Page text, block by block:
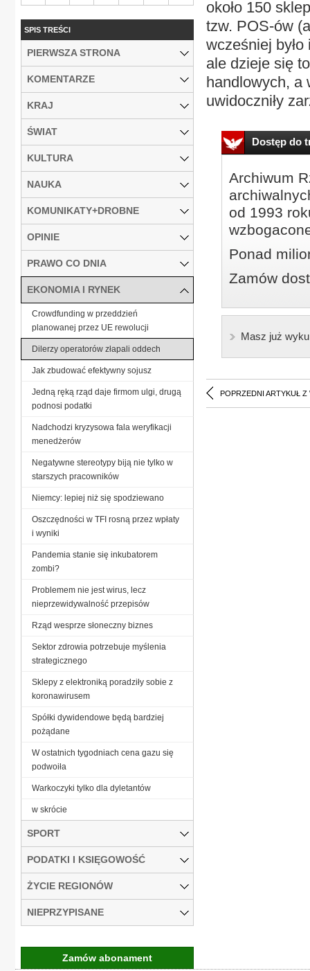
około 150
tzw. POS-ów
wcześniej
ale dzieje się
handlowych, a
uwidoczniły
Dostęp do
Archiwum
od 1993
Ponad
Zamów
Masz już
POPRZEDNI ARTYKUŁ Z
SPIS TREŚCI
PIERWSZA STRONA
KOMENTARZE
KRAJ
ŚWIAT
KULTURA
NAUKA
KOMUNIKATY+DROBNE
OPINIE
PRAWO CO DNIA
EKONOMIA I RYNEK
Crowdfunding w przeddzień
planowanej przez UE rewolucji
Dilerzy operatorów złapali oddech
Jak zbudować efektywny sojusz
Jedną ręką rząd daje firmom ulgi, drugą
podnosi podatki
Nadchodzi kryzysowa fala weryfikacji
menedżerów
Negatywne stereotypy biją nie tylko w
starszych pracowników
Niemcy: lepiej niż się spodziewano
Oszczędności w TFI rosną przez wpłaty
i wyniki
Pandemia stanie się inkubatorem
zombi?
Problemem nie jest wirus, lecz
nieprzewidywalność przepisów
Rząd wesprze słoneczny biznes
Sektor zdrowia potrzebuje myślenia
strategicznego
Sklepy z elektroniką poradziły sobie z
koronawirusem
Spółki dywidendowe będą bardziej
pożądane
W ostatnich tygodniach cena gazu się
podwoiła
Warkoczyki tylko dla dyletantów
w skrócie
SPORT
PODATKI I KSIĘGOWOŚĆ
ŻYCIE REGIONÓW
NIEPRZYPISANE
Zamów abonament